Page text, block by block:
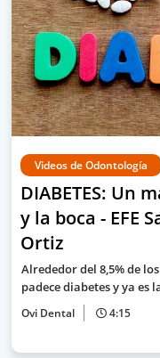
Videos de Odontología
DIABETES: Un
y la boca - EFE
Ortiz
Alrededor del 8,5% de
padece diabetes y ya es
Ovi Dental 4:15